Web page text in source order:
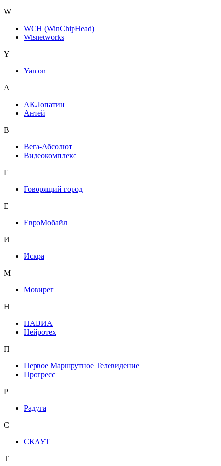
W
WCH (WinChipHead)
Wisnetworks
Y
Yanton
А
АКЛопатин
Антей
В
Вега-Абсолют
Видеокомплекс
Г
Говорящий город
Е
ЕвроМобайл
И
Искра
М
Мовирег
Н
НАВИА
Нейротех
П
Первое Маршрутное Телевидение
Прогресс
Р
Радуга
С
СКАУТ
Т